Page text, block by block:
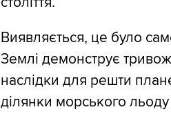
Виявляється, це було
Землі демонструє
наслідки для решти
ділянки морського